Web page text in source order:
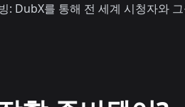
: DubX를 통해 전 세계 시청자와